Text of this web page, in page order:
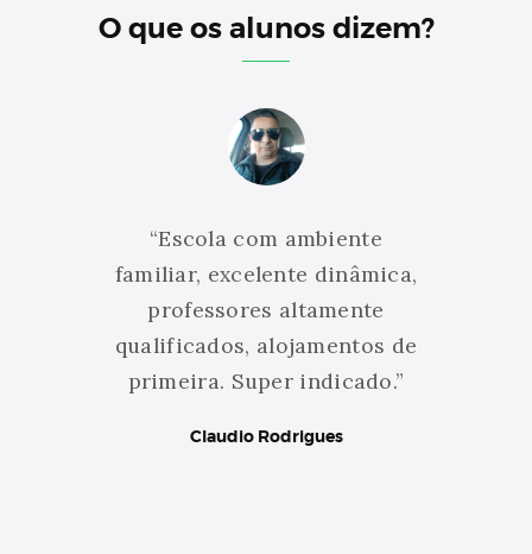
O que os alunos dizem?
“Escola com ambiente
familiar, excelente dinâmica,
professores altamente
qualificados, alojamentos de
primeira. Super indicado.”
Claudio Rodrigues